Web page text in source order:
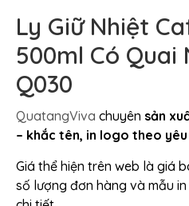
Ly Giữ Nhiệt
500ml Có Quai
Q030
QuatangViva chuyên sản
– khắc tên, in logo theo
Giá thể hiện trên web là giá
số lượng đơn hàng và mẫu